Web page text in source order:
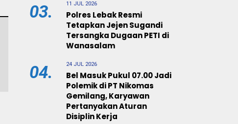
03. 11 JUL 2026
Polres Lebak Resmi
Tetapkan Jejen Sugandi
Tersangka Dugaan PETI di
Wanasalam
04. 24 JUL 2026
Bel Masuk Pukul 07.00 Jadi
Polemik di PT Nikomas
Gemilang, Karyawan
Pertanyakan Aturan
Disiplin Kerja